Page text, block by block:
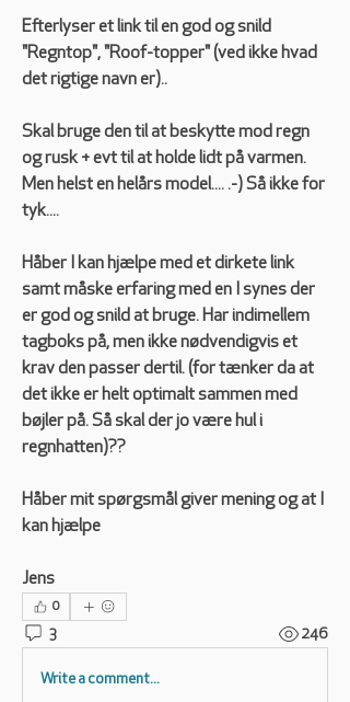
Efterlyser et link til en god og snild
"Regntop", "Roof-topper" (ved ikke hvad
det rigtige navn er)..
Skal bruge den til at beskytte mod regn
og rusk + evt til at holde lidt på varmen.
Men helst en helårs model.... .-) Så ikke for
tyk....
Håber I kan hjælpe med et dirkete link
samt måske erfaring med en I synes der
er god og snild at bruge. Har indimellem
tagboks på, men ikke nødvendigvis et
krav den passer dertil. (for tænker da at
det ikke er helt optimalt sammen med
bøjler på. Så skal der jo være hul i
regnhatten)??
Håber mit spørgsmål giver mening og at I
kan hjælpe
Jens
0
3 246
Write a comment...